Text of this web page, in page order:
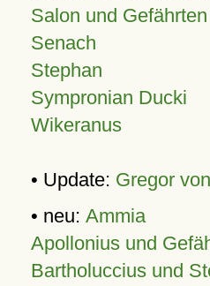
Salon und Gefährten
Senach
Stephan
Sympronian Ducki
Wikeranus
• Update: Gregor
• neu: Ammia
Apollonius und
Bartholuccius und